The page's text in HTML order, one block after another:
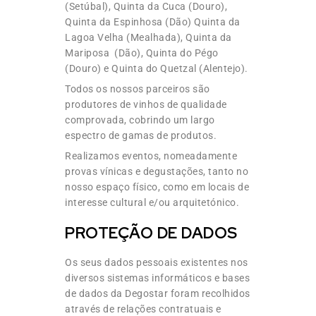
(Setúbal), Quinta da Cuca (Douro),
Quinta da Espinhosa (Dão) Quinta da
Lagoa Velha (Mealhada), Quinta da
Mariposa (Dão), Quinta do Pégo
(Douro) e Quinta do Quetzal (Alentejo).
Todos os nossos parceiros são
produtores de vinhos de qualidade
comprovada, cobrindo um largo
espectro de gamas de produtos.
Realizamos eventos, nomeadamente
provas vínicas e degustações, tanto no
nosso espaço físico, como em locais de
interesse cultural e/ou arquitetónico.
PROTEÇÃO DE DADOS
Os seus dados pessoais existentes nos
diversos sistemas informáticos e bases
de dados da Degostar foram recolhidos
através de relações contratuais e